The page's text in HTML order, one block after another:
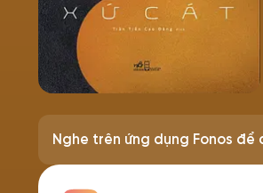
Nghe trên ứng dụng Fonos